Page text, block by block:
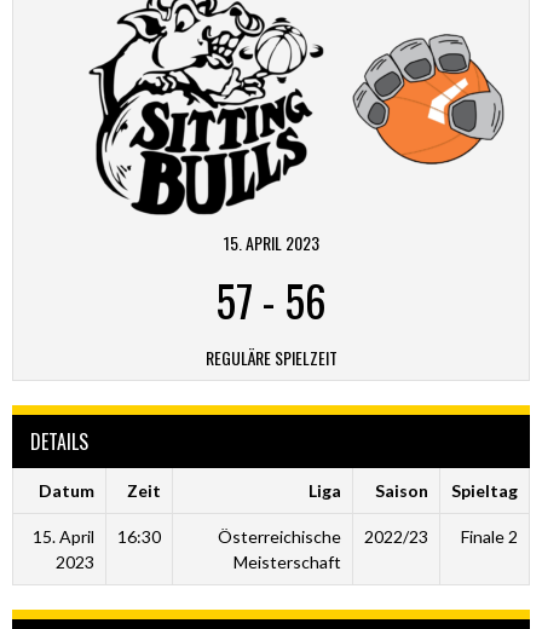
15. APRIL 2023
57- 56
REGULÄRE SPIELZEIT
DETAILS
Datum Zeit Liga Saison Spieltag
15. April
2023
16:30
Österreichische
Meisterschaft
2022/23 Finale 2